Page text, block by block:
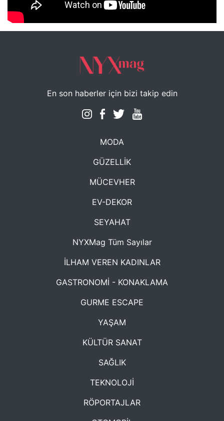
NYXmag 2. Yaş Kutlama Etkinliği
En son haberler için bizi takip edin
MODA
GÜZELLİK
MÜCEVHER
EV-DEKOR
SEYAHAT
NYXMag Tüm Sayılar
İLHAM VEREN KADINLAR
GASTRONOMİ - KONAKLAMA
GURME ESCAPE
YAŞAM
KÜLTÜR SANAT
SAĞLIK
TEKNOLOJİ
RÖPORTAJLAR